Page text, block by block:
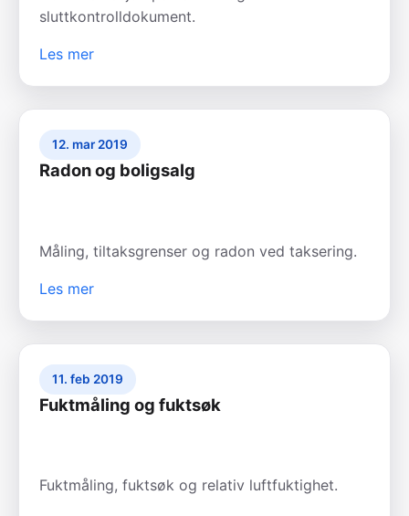
sluttkontrolldokument.
Les mer
12. mar 2019
Radon og boligsalg
Måling, tiltaksgrenser og radon ved taksering.
Les mer
11. feb 2019
Fuktmåling og fuktsøk
Fuktmåling, fuktsøk og relativ luftfuktighet.